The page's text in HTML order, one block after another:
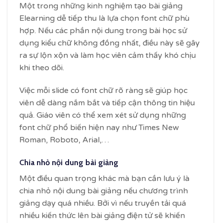
Một trong những kinh nghiệm tạo bài giảng
Elearning dễ tiếp thu là lựa chọn font chữ phù
hợp. Nếu các phần nội dung trong bài học sử
dụng kiểu chữ không đồng nhất, điều này sẽ gây
ra sự lộn xộn và làm học viên cảm thấy khó chịu
khi theo dõi.
Việc mỗi slide có font chữ rõ ràng sẽ giúp học
viên dễ dàng nắm bắt và tiếp cận thông tin hiệu
quả. Giáo viên có thể xem xét sử dụng những
font chữ phổ biến hiện nay như Times New
Roman, Roboto, Arial,…
Chia nhỏ nội dung bài giảng
Một điều quan trọng khác mà bạn cần lưu ý là
chia nhỏ nội dung bài giảng nếu chương trình
giảng dạy quá nhiều. Bởi vì nếu truyền tải quá
nhiều kiến thức lên bài giảng điện tử sẽ khiến